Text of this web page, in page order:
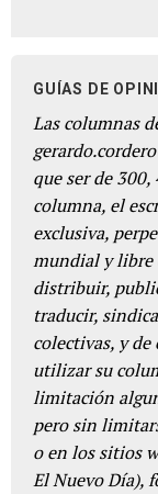
GUÍAS DE
Las columnas
que ser de
columna, el
exclusiva,
mundial y libre
distribuir,
traducir,
colectivas, y
utilizar su
limitación
pero sin
o en los sitios
El Nuevo Día),